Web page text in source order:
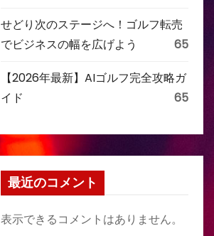
せどり次のステージへ！ゴルフ転売
でビジネスの幅を広げよう
65
【2026年最新】AIゴルフ完全攻略ガ
イド
65
最近のコメント
表示できるコメントはありません。